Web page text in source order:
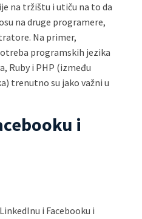
na tržištu i utiču na to da
na druge programere,
Na primer,
programskih jezika
Ruby i PHP (između
trenutno su jako važni u
i
i Facebooku i